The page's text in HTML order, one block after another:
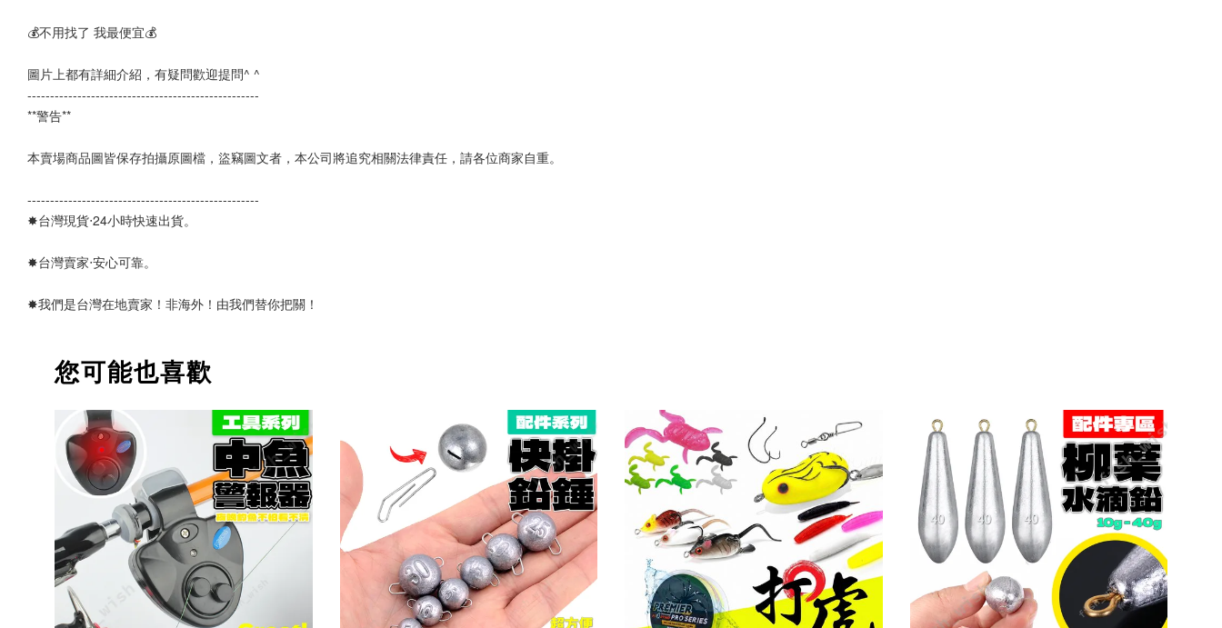
💰不用找了 我最便宜💰
圖片上都有詳細介紹，有疑問歡迎提問^ ^
---------------------------------------------------
**警告**
本賣場商品圖皆保存拍攝原圖檔，盜竊圖文者，本公司將追究相關法律責任，請各位商家自重。
---------------------------------------------------
✸台灣現貨‧24小時快速出貨。
✸台灣賣家‧安心可靠。
✸我們是台灣在地賣家！非海外！由我們替你把關！
您可能也喜歡